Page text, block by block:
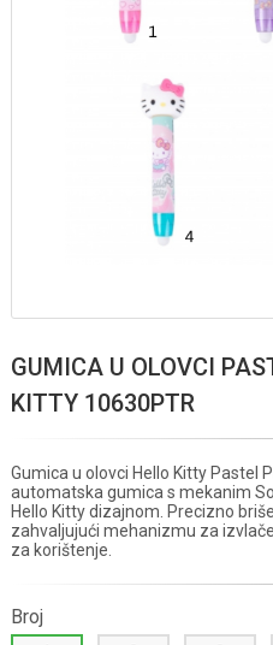
GUMICA U OLOVCI
KITTY 10630PTR
Gumica u olovci Hello Kitty Pastel
automatska gumica s mekanim
Hello Kitty dizajnom. Precizno
zahvaljujući mehanizmu za
za korištenje.
Broj